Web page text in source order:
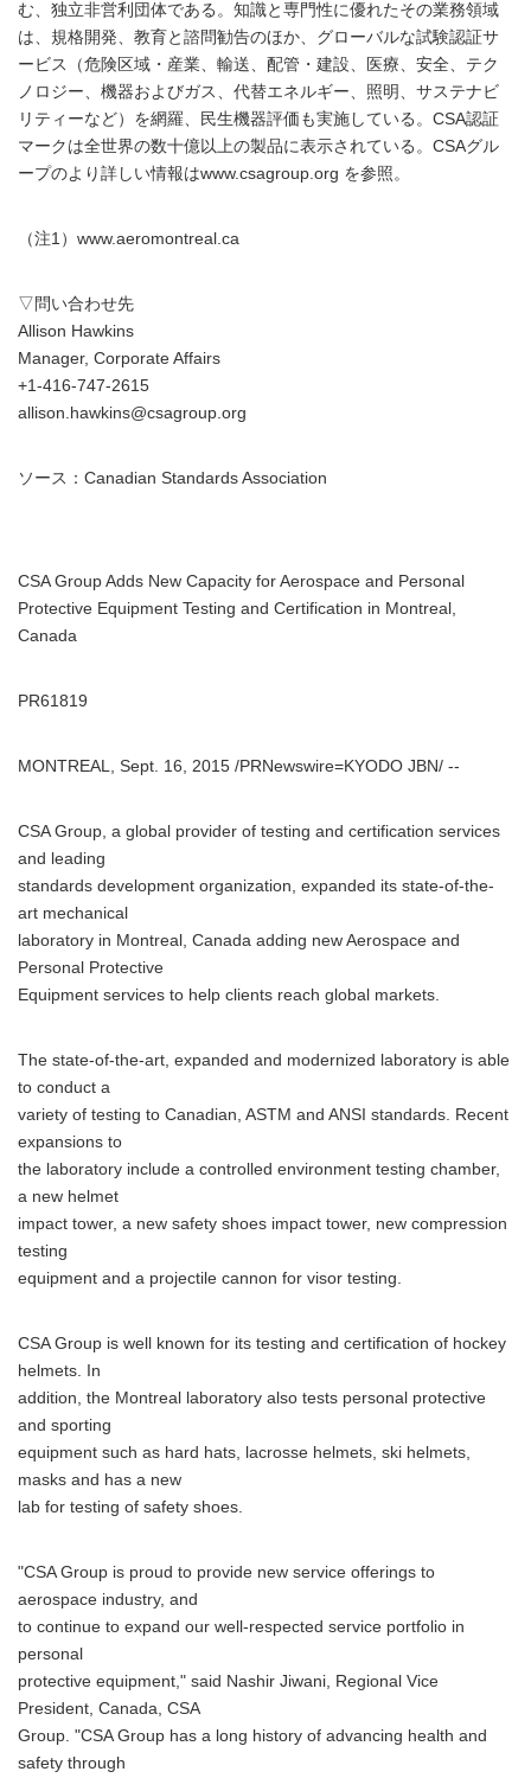
む、独立非営利団体である。知識と専門性に優れたその業務領域
は、規格開発、教育と諮問勧告のほか、グローバルな試験認証サ
ービス（危険区域・産業、輸送、配管・建設、医療、安全、テク
ノロジー、機器およびガス、代替エネルギー、照明、サステナビ
リティーなど）を網羅、民生機器評価も実施している。CSA認証
マークは全世界の数十億以上の製品に表示されている。CSAグル
ープのより詳しい情報はwww.csagroup.org を参照。
（注1）www.aeromontreal.ca
▽問い合わせ先
Allison Hawkins
Manager, Corporate Affairs
+1-416-747-2615
allison.hawkins@csagroup.org
ソース：Canadian Standards Association
CSA Group Adds New Capacity for Aerospace and Personal
Protective Equipment Testing and Certification in Montreal,
Canada
PR61819
MONTREAL, Sept. 16, 2015 /PRNewswire=KYODO JBN/ --
CSA Group, a global provider of testing and certification services
and leading
standards development organization, expanded its state-of-the-
art mechanical
laboratory in Montreal, Canada adding new Aerospace and
Personal Protective
Equipment services to help clients reach global markets.
The state-of-the-art, expanded and modernized laboratory is able
to conduct a
variety of testing to Canadian, ASTM and ANSI standards. Recent
expansions to
the laboratory include a controlled environment testing chamber,
a new helmet
impact tower, a new safety shoes impact tower, new compression
testing
equipment and a projectile cannon for visor testing.
CSA Group is well known for its testing and certification of hockey
helmets. In
addition, the Montreal laboratory also tests personal protective
and sporting
equipment such as hard hats, lacrosse helmets, ski helmets,
masks and has a new
lab for testing of safety shoes.
"CSA Group is proud to provide new service offerings to
aerospace industry, and
to continue to expand our well-respected service portfolio in
personal
protective equipment," said Nashir Jiwani, Regional Vice
President, Canada, CSA
Group. "CSA Group has a long history of advancing health and
safety through